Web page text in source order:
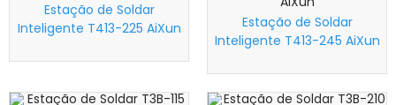
Estação de Soldar
Inteligente T413-225 AiXun
Estação de Soldar
Inteligente T413-245 AiXun